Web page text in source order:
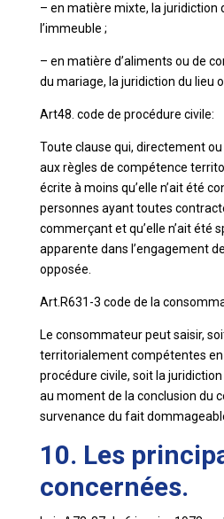
– en matière mixte, la juridiction
l’immeuble ;
– en matière d’aliments ou de
du mariage, la juridiction du lieu
Art48. code de procédure civile:
Toute clause qui, directement
aux règles de compétence
écrite à moins qu’elle n’ait été
personnes ayant toutes
commerçant et qu’elle n’ait été
apparente dans l’engagement
opposée.
Art.R631-3 code de la
Le consommateur peut saisir,
territorialement compétentes en
procédure civile, soit la
au moment de la conclusion du
survenance du fait
10. Les
concernées.